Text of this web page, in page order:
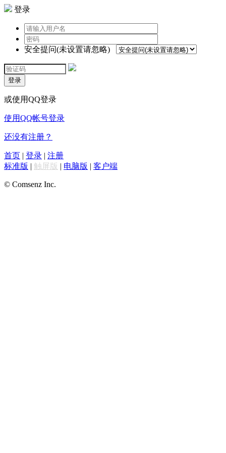
登录
安全提问(未设置请忽略)
登录
或使用QQ登录
使用QQ帐号登录
还没有注册？
首页 | 登录 | 注册
标准版 | 触屏版 | 电脑版 | 客户端
© Comsenz Inc.